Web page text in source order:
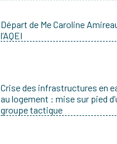
Départ de Me Caroline
l’AQEI
Crise des infrastructures en
au logement : mise sur pied
groupe tactique